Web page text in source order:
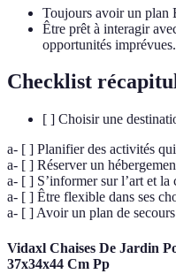
Toujours avoir un plan
Être prêt à interagir
opportunités imprévues.
Checklist
[ ] Choisir une
a- [ ] Planifier des activités
a- [ ] Réserver un
a- [ ] S’informer sur l’art et la
a- [ ] Être flexible dans ses
a- [ ] Avoir un plan de secours
Vidaxl Chaises De Jardin
37x34x44 Cm Pp